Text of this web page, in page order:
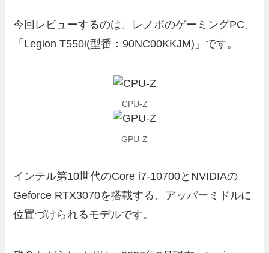
今回レビューするのは、レノボのゲーミングPC、
「Legion T550i(型番：90NC00KKJM)」です。
CPU-Z
GPU-Z
インテル第10世代のCore i7-10700とNVIDIAの
Geforce RTX3070を搭載する、アッパーミドルに
位置づけられるモデルです。